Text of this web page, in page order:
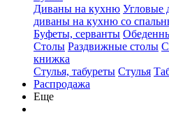
Диваны на кухню Угловые
диваны на кухню со
Буфеты, серванты
Столы Раздвижные столы
книжка
Стулья, табуреты Стулья
Распродажа
Еще